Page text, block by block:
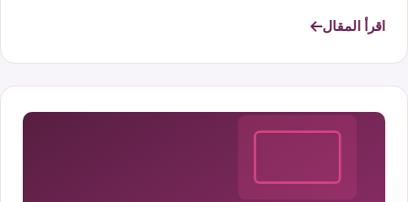
اقرأ المقال